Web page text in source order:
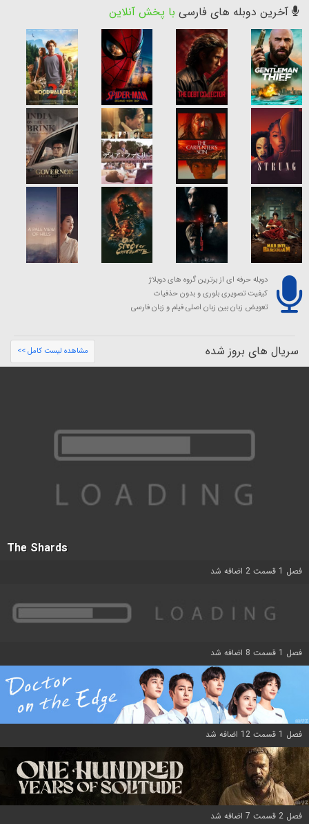
آخرین دوبله های فارسی با پخش آنلاین
دوبله حرفه ای از برترین گروه های دوبلاژ
کیفیت تصویری بلوری و بدون حذفیات
تعویض زبان بین زبان اصلی فیلم و زبان فارسی
سریال های بروز شده مشاهده لیست کامل >>
The Shards
فصل 1 قسمت 2 اضافه شد
فصل 1 قسمت 8 اضافه شد
فصل 1 قسمت 12 اضافه شد
فصل 2 قسمت 7 اضافه شد